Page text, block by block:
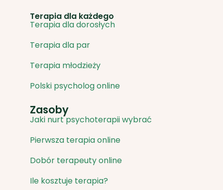
Terapia dla każdego
Terapia dla dorosłych
Terapia dla par
Terapia młodzieży
Polski psycholog online
Zasoby
Jaki nurt psychoterapii wybrać
Pierwsza terapia online
Dobór terapeuty online
Ile kosztuje terapia?